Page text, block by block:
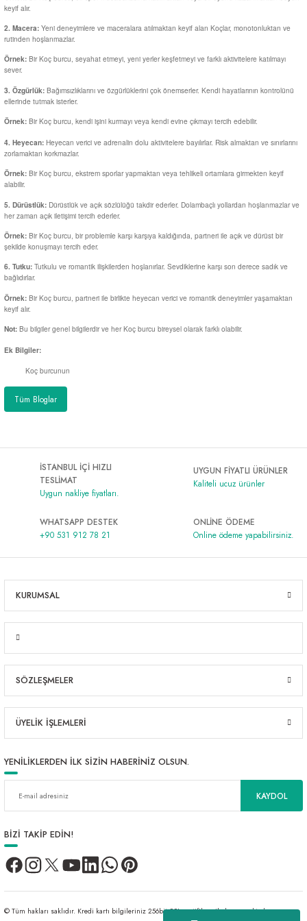
| Günlük Avlanan Deniz Ürünleri Online
keyif alır.
2. Macera: Yeni deneyimlere ve maceralara atılmaktan keyif alan Koçlar, monotonluktan ve
rutinden hoşlanmazlar.
Örnek: Bir Koç burcu, seyahat etmeyi, yeni yerler keşfetmeyi ve farklı aktivitelere katılmayı
sever.
3. Özgürlük: Bağımsızlıklarını ve özgürlüklerini çok önemserler. Kendi hayatlarının kontrolünü
ellerinde tutmak isterler.
Örnek: Bir Koç burcu, kendi işini kurmayı veya kendi evine çıkmayı tercih edebilir.
4. Heyecan: Heyecan verici ve adrenalin dolu aktivitelere bayılırlar. Risk almaktan ve sınırlarını
zorlamaktan korkmazlar.
Örnek: Bir Koç burcu, ekstrem sporlar yapmaktan veya tehlikeli ortamlara girmekten keyif
alabilir.
5. Dürüstlük: Dürüstlük ve açık sözlülüğü takdir ederler. Dolambaçlı yollardan hoşlanmazlar ve
her zaman açık iletişimi tercih ederler.
Örnek: Bir Koç burcu, bir problemle karşı karşıya kaldığında, partneri ile açık ve dürüst bir
şekilde konuşmayı tercih eder.
6. Tutku: Tutkulu ve romantik ilişkilerden hoşlanırlar. Sevdiklerine karşı son derece sadık ve
bağlıdırlar.
Örnek: Bir Koç burcu, partneri ile birlikte heyecan verici ve romantik deneyimler yaşamaktan
keyif alır.
Not: Bu bilgiler genel bilgilerdir ve her Koç burcu bireysel olarak farklı olabilir.
Ek Bilgiler:
Koç burcunun
Tüm Bloglar
İSTANBUL İÇİ HIZLI
TESLİMAT
Uygun nakliye fiyatları.
UYGUN FİYATLI ÜRÜNLER
Kaliteli ucuz ürünler
WHATSAPP DESTEK
+90 531 912 78 21
ONLİNE ÖDEME
Online ödeme yapabilirsiniz.
KURUMSAL
SÖZLEŞMELER
ÜYELİK İŞLEMLERİ
YENİLİKLERDEN İLK SİZİN HABERİNİZ OLSUN.
KAYDOL
BİZİ TAKİP EDİN!
© Tüm hakları saklıdır. Kredi kartı bilgileriniz 256bit SSL sertifikası ile korunmaktadır.